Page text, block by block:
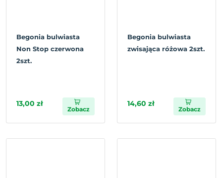
Begonia bulwiasta
Non Stop czerwona
2szt.
13,00 zł
Zobacz
Begonia bulwiasta
zwisająca różowa 2szt.
14,60 zł
Zobacz